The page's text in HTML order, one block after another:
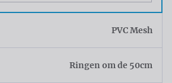
PVC Mesh
Ringen om de 50cm